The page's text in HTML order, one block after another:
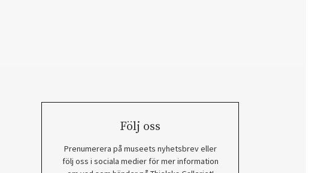
Följ oss
Prenumerera på museets nyhetsbrev eller
följ oss i sociala medier för mer information